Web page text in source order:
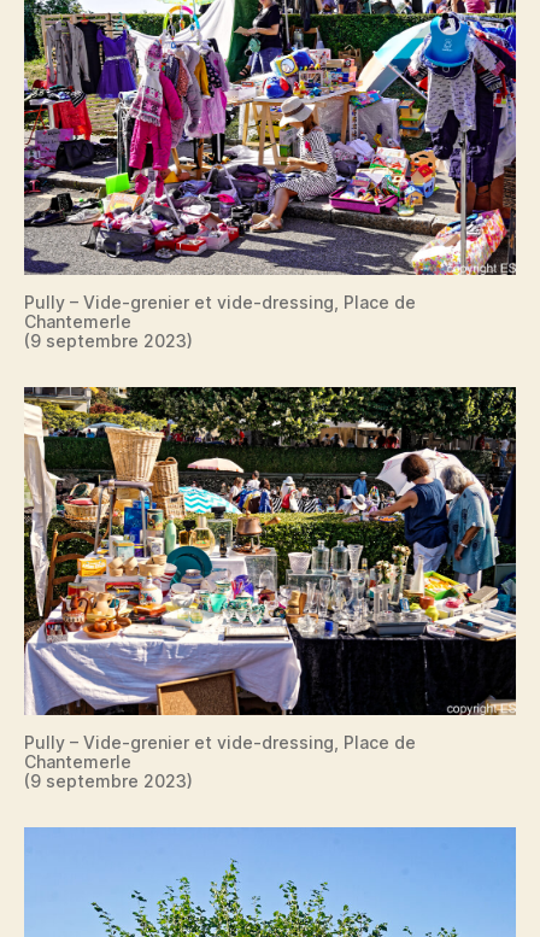
Pully – Vide-grenier et vide-dressing, Place de
Chantemerle
(9 septembre 2023)
Pully – Vide-grenier et vide-dressing, Place de
Chantemerle
(9 septembre 2023)